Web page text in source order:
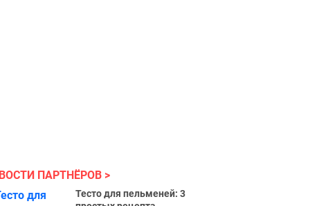
ПАРТНЁРОВ
Тесто для пельменей: 3